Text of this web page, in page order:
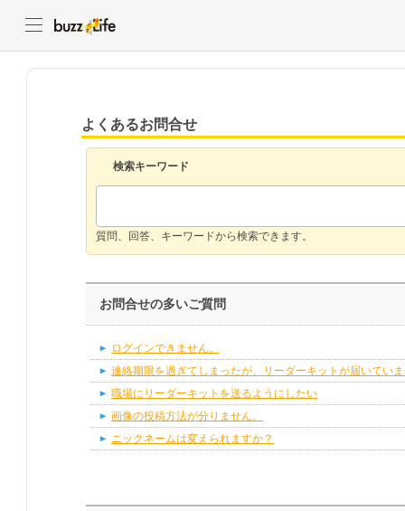
よくあるお問合せ
検索キーワード
質問、回答、キーワードから検索できます。
お問合せの多いご質問
ログインできません。
連絡期限を過ぎてしまったが、リーダーキットが届いてい
職場にリーダーキットを送るようにしたい
画像の投稿方法が分りません。
ニックネームは変えられますか？